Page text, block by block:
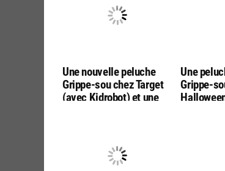
Une nouvelle peluche
Grippe-sou chez Target
(avec Kidrobot) et une
Une
Grippe-